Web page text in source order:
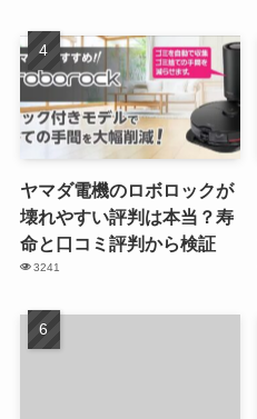
ヤマダ電機のロボロックが
壊れやすい評判は本当？寿
命と口コミ評判から検証
3241